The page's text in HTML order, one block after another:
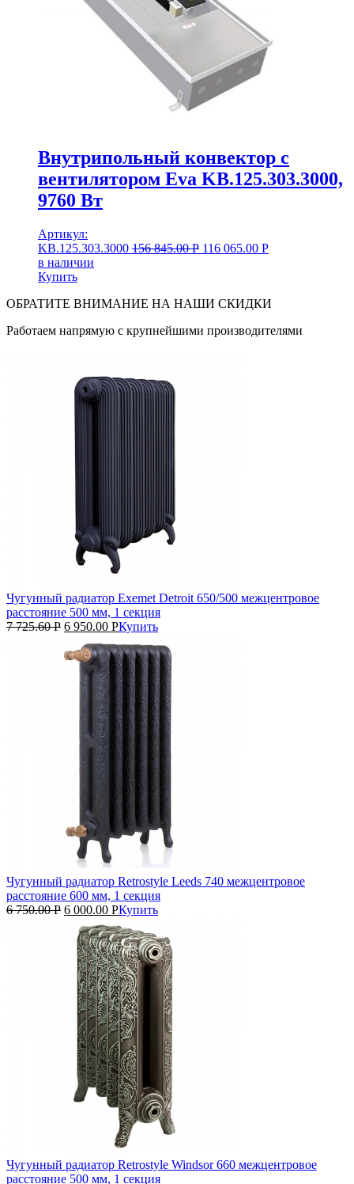
Внутрипольный конвектор с
вентилятором Eva KB.125.303.3000,
9760 Вт
Артикул:
KB.125.303.3000 156 845.00Р 116 065.00 Р
в наличии
Купить
ОБРАТИТЕ ВНИМАНИЕ НА НАШИ СКИДКИ
Работаем напрямую с крупнейшими производителями
Чугунный радиатор Exemet Detroit 650/500 межцентровое
расстояние 500 мм, 1 секция
7 725.60Р 6 950.00 РКупить
Чугунный радиатор Retrostyle Leeds 740 межцентровое
расстояние 600 мм, 1 секция
6 750.00Р 6 000.00 РКупить
Чугунный радиатор Retrostyle Windsor 660 межцентровое
расстояние 500 мм, 1 секция